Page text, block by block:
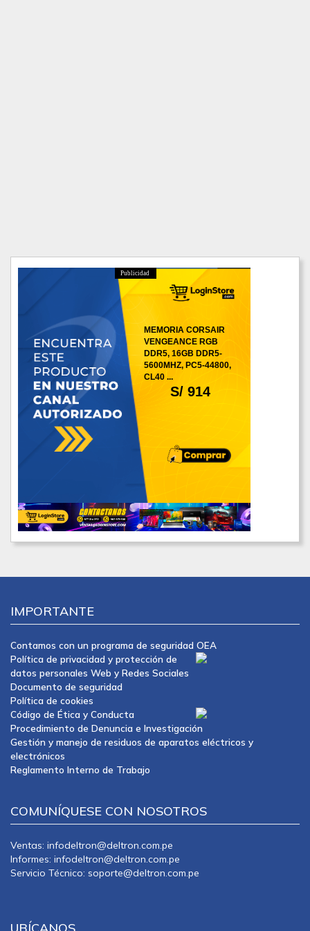
Publicidad
S/ 914
MEMORIA CORSAIR
VENGEANCE RGB
DDR5, 16GB DDR5-
5600MHZ, PC5-44800,
CL40 ...
IMPORTANTE
Contamos con un programa de seguridad OEA
Política de privacidad y protección de
datos personales Web y Redes Sociales
Documento de seguridad
Política de cookies
Código de Ética y Conducta
Procedimiento de Denuncia e Investigación
Gestión y manejo de residuos de aparatos eléctricos y
electrónicos
Reglamento Interno de Trabajo
COMUNÍQUESE CON NOSOTROS
Ventas: infodeltron@deltron.com.pe
Informes: infodeltron@deltron.com.pe
Servicio Técnico: soporte@deltron.com.pe